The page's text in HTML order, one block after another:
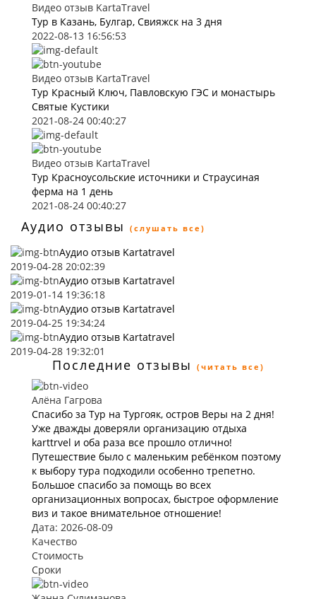
Видео отзыв KartaTravel
Тур в Казань, Булгар, Свияжск на 3 дня
2022-08-13 16:56:53
Видео отзыв KartaTravel
Тур Красный Ключ, Павловскую ГЭС и монастырь
Святые Кустики
2021-08-24 00:40:27
Видео отзыв KartaTravel
Тур Красноусольские источники и Страусиная
ферма на 1 день
2021-08-24 00:40:27
Аудио отзывы (слушать все)
Аудио отзыв Kartatravel
2019-04-28 20:02:39
Аудио отзыв Kartatravel
2019-01-14 19:36:18
Аудио отзыв Kartatravel
2019-04-25 19:34:24
Аудио отзыв Kartatravel
2019-04-28 19:32:01
Последние отзывы (читать все)
Алёна Гагрова
Спасибо за Тур на Тургояк, остров Веры на 2 дня!
Уже дважды доверяли организацию отдыха
karttrvel и оба раза все прошло отлично!
Путешествие было с маленьким ребёнком поэтому
к выбору тура подходили особенно трепетно.
Большое спасибо за помощь во всех
организационных вопросах, быстрое оформление
виз и такое внимательное отношение!
Дата: 2026-08-09
Качество
Стоимость
Сроки